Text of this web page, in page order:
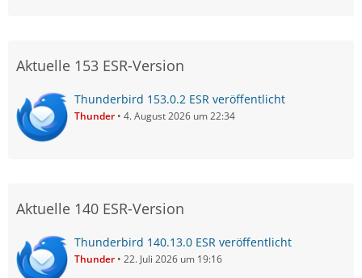
Aktuelle 153 ESR-Version
Thunderbird 153.0.2 ESR veröffentlicht
Thunder 4. August 2026 um 22:34
Aktuelle 140 ESR-Version
Thunderbird 140.13.0 ESR veröffentlicht
Thunder 22. Juli 2026 um 19:16